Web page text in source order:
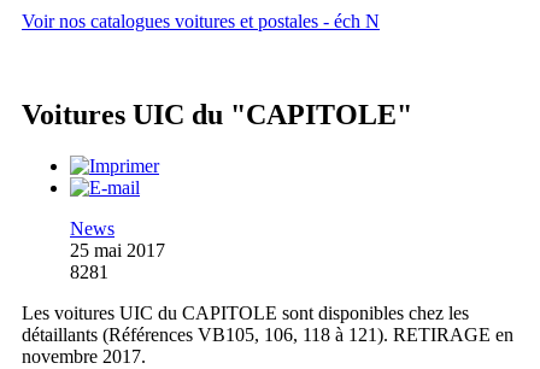
Voir nos catalogues voitures et postales - éch N
Voitures UIC du "CAPITOLE"
News
25 mai 2017
8281
Les voitures UIC du CAPITOLE sont disponibles chez les
détaillants (Références VB105, 106, 118 à 121). RETIRAGE en
novembre 2017.